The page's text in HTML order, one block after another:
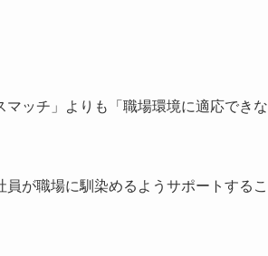
ッチ」よりも「職場環境に適応でき
が職場に馴染めるようサポートするこ